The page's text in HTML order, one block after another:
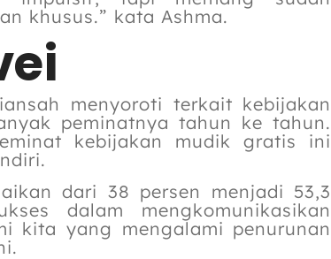
khusus.” kata Ashma.
menyoroti terkait kebijakan
peminatnya tahun ke tahun.
kebijakan mudik gratis ini
dari 38 persen menjadi 53,3
dalam mengkomunikasikan
kita yang mengalami penurunan